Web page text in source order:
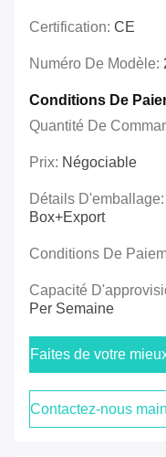
Certification: CE
Numéro De Modèle:
Conditions De
Quantité De
Prix: Négociable
Détails D'emballage:
Box+export
Conditions De
Capacité
Per Semaine
Faites de votre
Contactez-nous